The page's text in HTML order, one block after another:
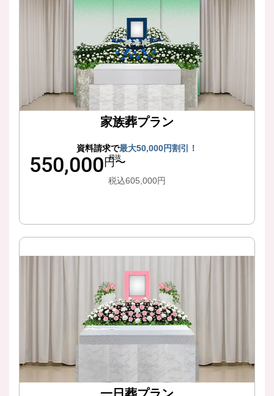
家族葬プラン
資料請求で最大50,000円割引！
550,000 税抜
円〜
税込605,000円